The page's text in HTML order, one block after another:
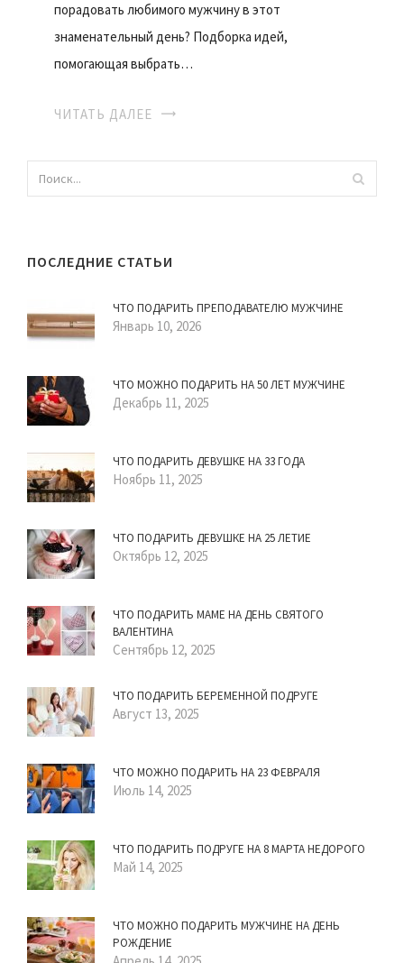
порадовать любимого мужчину в этот
знаменательный день? Подборка идей,
помогающая выбрать…
ЧИТАТЬ ДАЛЕЕ
ПОСЛЕДНИЕ СТАТЬИ
ЧТО ПОДАРИТЬ ПРЕПОДАВАТЕЛЮ МУЖЧИНЕ
Январь 10, 2026
ЧТО МОЖНО ПОДАРИТЬ НА 50 ЛЕТ МУЖЧИНЕ
Декабрь 11, 2025
ЧТО ПОДАРИТЬ ДЕВУШКЕ НА 33 ГОДА
Ноябрь 11, 2025
ЧТО ПОДАРИТЬ ДЕВУШКЕ НА 25 ЛЕТИЕ
Октябрь 12, 2025
ЧТО ПОДАРИТЬ МАМЕ НА ДЕНЬ СВЯТОГО
ВАЛЕНТИНА
Сентябрь 12, 2025
ЧТО ПОДАРИТЬ БЕРЕМЕННОЙ ПОДРУГЕ
Август 13, 2025
ЧТО МОЖНО ПОДАРИТЬ НА 23 ФЕВРАЛЯ
Июль 14, 2025
ЧТО ПОДАРИТЬ ПОДРУГЕ НА 8 МАРТА НЕДОРОГО
Май 14, 2025
ЧТО МОЖНО ПОДАРИТЬ МУЖЧИНЕ НА ДЕНЬ
РОЖДЕНИЕ